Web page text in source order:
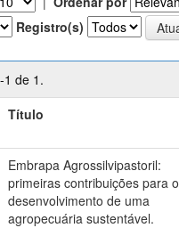
Registro(s)
1 de 1.
Título
Embrapa Agrossilvipastoril:
primeiras contribuições para o
desenvolvimento de uma
agropecuária sustentável.